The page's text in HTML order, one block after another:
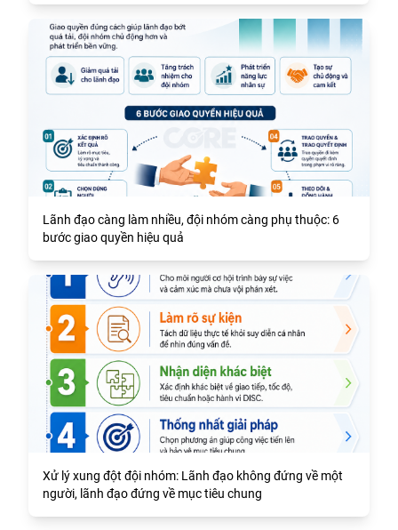
Lãnh đạo càng làm nhiều, đội nhóm càng phụ thuộc: 6
bước giao quyền hiệu quả
Xử lý xung đột đội nhóm: Lãnh đạo không đứng về một
người, lãnh đạo đứng về mục tiêu chung